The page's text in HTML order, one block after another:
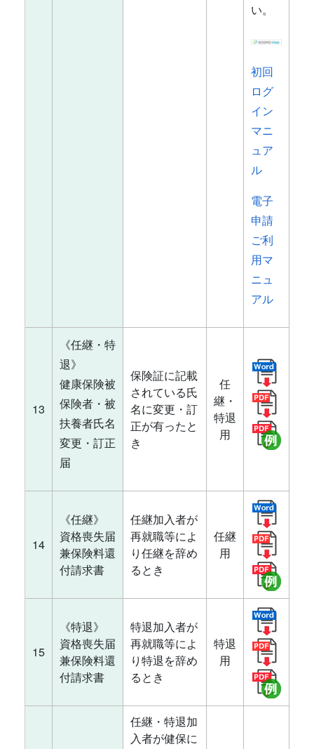
い。
初回
ログ
イン
マニ
ュア
ル
電子
申請
ご利
用マ
ニュ
アル
13
《任継・特
退》
健康保険被
保険者・被
扶養者氏名
変更・訂正
届
保険証に記載
されている氏
名に変更・訂
正が有ったと
き
任
継・
特退
用
14
《任継》
資格喪失届
兼保険料還
付請求書
任継加入者が
再就職等によ
り任継を辞め
るとき
任継
用
15
《特退》
資格喪失届
兼保険料還
付請求書
特退加入者が
再就職等によ
り特退を辞め
るとき
特退
用
任継・特退加
入者が健保に